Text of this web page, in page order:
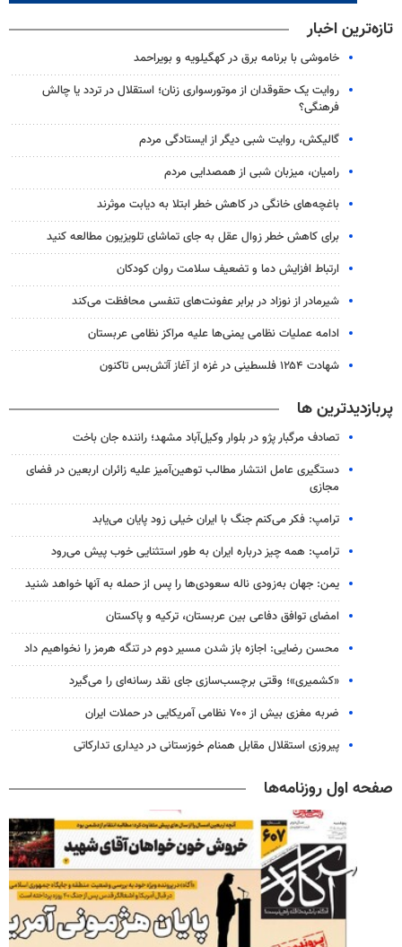
تازه‌ترین اخبار
خاموشی با برنامه برق در کهگیلویه و بویراحمد
روایت یک حقوقدان از موتورسواری زنان؛ استقلال در تردد یا چالش
فرهنگی؟
گالیکش، روایت شبی دیگر از ایستادگی مردم
رامیان، میزبان شبی از همصدایی مردم
باغچه‌های خانگی در کاهش خطر ابتلا به دیابت موثرند
برای کاهش خطر زوال عقل به جای تماشای تلویزیون مطالعه کنید
ارتباط افزایش دما و تضعیف سلامت روان کودکان
شیرمادر از نوزاد در برابر عفونت‌های تنفسی محافظت می‌کند
ادامه عملیات نظامی یمنی‌ها علیه مراکز نظامی عربستان
شهادت ۱۲۵۴ فلسطینی در غزه از آغاز آتش‌بس تاکنون
پربازدیدترین ها
تصادف مرگبار پژو در بلوار وکیل‌آباد مشهد؛ راننده جان باخت
دستگیری عامل انتشار مطالب توهین‌آمیز علیه زائران اربعین در فضای
مجازی
ترامپ: فکر می‌کنم جنگ با ایران خیلی زود پایان می‌یابد
ترامپ: همه چیز درباره ایران به طور استثنایی خوب پیش می‌رود
یمن: جهان به‌زودی ناله سعودی‌ها را پس از حمله به آنها خواهد شنید
امضای توافق دفاعی بین عربستان، ترکیه و پاکستان
محسن رضایی: اجازه باز شدن مسیر دوم در تنگه هرمز را نخواهیم داد
«کشمیری»؛ وقتی برچسب‌سازی جای نقد رسانه‌ای را می‌گیرد
ضربه مغزی بیش از ۷۰۰ نظامی آمریکایی در حملات ایران
پیروزی استقلال مقابل همنام خوزستانی در دیداری تدارکاتی
صفحه اول روزنامه‌ها